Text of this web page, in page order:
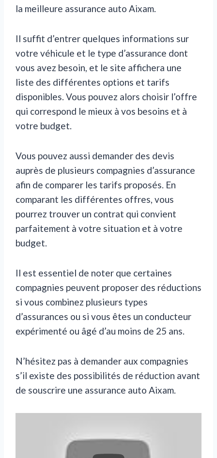
la meilleure assurance auto Aixam.
Il suffit d’entrer quelques informations sur
votre véhicule et le type d’assurance dont
vous avez besoin, et le site affichera une
liste des différentes options et tarifs
disponibles. Vous pouvez alors choisir l’offre
qui correspond le mieux à vos besoins et à
votre budget.
Vous pouvez aussi demander des devis
auprès de plusieurs compagnies d’assurance
afin de comparer les tarifs proposés. En
comparant les différentes offres, vous
pourrez trouver un contrat qui convient
parfaitement à votre situation et à votre
budget.
Il est essentiel de noter que certaines
compagnies peuvent proposer des réductions
si vous combinez plusieurs types
d’assurances ou si vous êtes un conducteur
expérimenté ou âgé d’au moins de 25 ans.
N’hésitez pas à demander aux compagnies
s’il existe des possibilités de réduction avant
de souscrire une assurance auto Aixam.